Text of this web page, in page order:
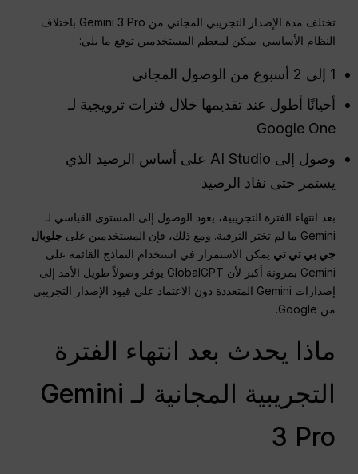
تختلف مدة الإصدار التجريبي المجاني من Gemini 3 Pro باختلاف
النظام الأساسي. يمكن لمعظم المستخدمين توقع ما يلي:
1 إلى 2 أسبوع من الوصول المجاني
أحيانًا أطول عند تقديمها خلال فترات ترويجية لـ
Google One
وصول إلى AI Studio على أساس الرصيد الذي
يستمر حتى نفاد الرصيد
بعد انتهاء الفترة التجريبية، يعود الوصول إلى المستوى القياسي لـ
Gemini ما لم تختر الترقية. ومع ذلك، فإن المستخدمين على
جلوبال
جي بي تي تي يمكن الاستمرار في استخدام النماذج القائمة على
Gemini بمرونة أكبر لأن GlobalGPT يوفر وصولاً طويل الأمد إلى
إصدارات Gemini المتعددة دون الاعتماد على قيود الإصدار التجريبي
من Google.
ماذا يحدث بعد انتهاء الفترة
التجريبية المجانية لـ Gemini
3 Pro